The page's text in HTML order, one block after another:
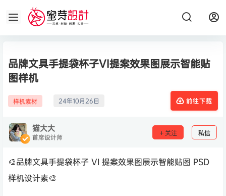
品牌文具手提袋杯子VI提案效果图展示智能贴
图样机
样机素材 24年10月26日 前往下载
猫大大
首席设计师 关注 私信
🎨品牌文具手提袋杯子 VI 提案效果图展示智能贴图 PSD
样机设计素🎨